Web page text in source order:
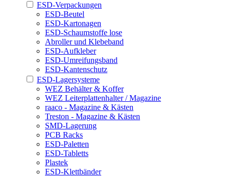
ESD-Verpackungen
ESD-Beutel
ESD-Kartonagen
ESD-Schaumstoffe lose
Abroller und Klebeband
ESD-Aufkleber
ESD-Umreifungsband
ESD-Kantenschutz
ESD-Lagersysteme
WEZ Behälter & Koffer
WEZ Leiterplattenhalter / Magazine
raaco - Magazine & Kästen
Treston - Magazine & Kästen
SMD-Lagerung
PCB Racks
ESD-Paletten
ESD-Tabletts
Plastek
ESD-Klettbänder